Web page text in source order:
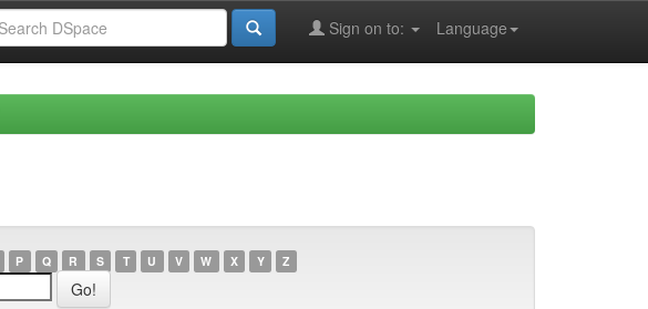
Language
Sign on to:
P Q R S T U V W X Y Z